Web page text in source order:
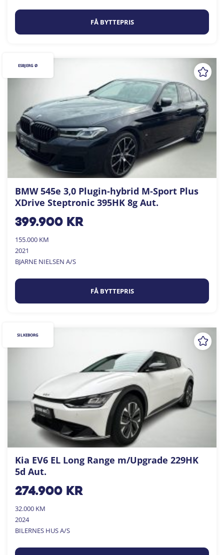
FÅ BYTTEPRIS
BMW 545e 3,0 Plugin-hybrid M-Sport Plus
XDrive Steptronic 395HK 8g Aut.
399.900kr
155.000 KM
2021
BJARNE NIELSEN A/S
FÅ BYTTEPRIS
ESBJERG Ø
Kia EV6 EL Long Range m/Upgrade 229HK
5d Aut.
274.900kr
32.000 KM
2024
BILERNES HUS A/S
SILKEBORG